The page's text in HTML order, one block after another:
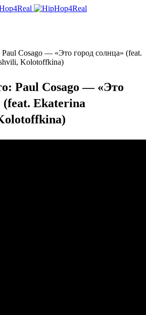
Cosago — «Это город солнца» (feat.
Kolotoffkina)
Paul Cosago — «Это
(feat. Ekaterina